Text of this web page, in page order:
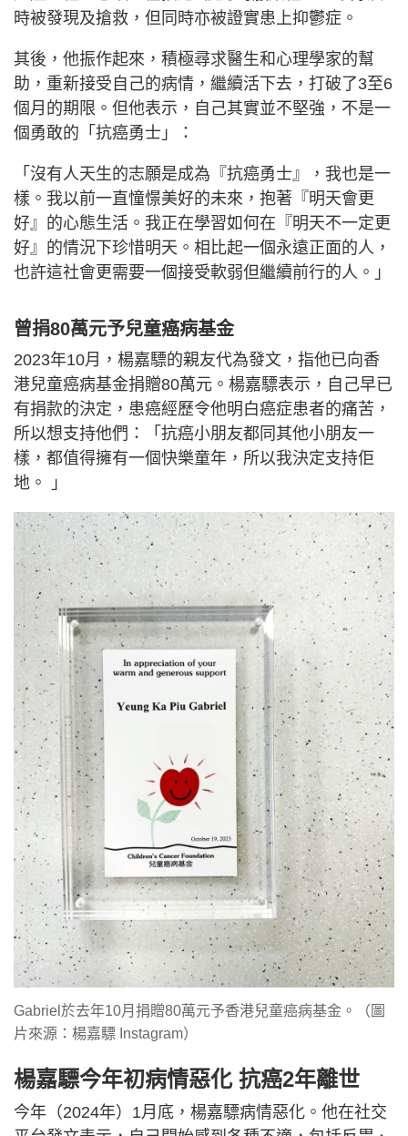
時被發現及搶救，但同時亦被證實患上抑鬱症。
其後，他振作起來，積極尋求醫生和心理學家的幫
助，重新接受自己的病情，繼續活下去，打破了3至6
個月的期限。但他表示，自己其實並不堅強，不是一
個勇敢的「抗癌勇士」：
「沒有人天生的志願是成為『抗癌勇士』，我也是一
樣。我以前一直憧憬美好的未來，抱著『明天會更
好』的心態生活。我正在學習如何在『明天不一定更
好』的情況下珍惜明天。相比起一個永遠正面的人，
也許這社會更需要一個接受軟弱但繼續前行的人。」
曾捐80萬元予兒童癌病基金
2023年10月，楊嘉驃的親友代為發文，指他已向香
港兒童癌病基金捐贈80萬元。楊嘉驃表示，自己早已
有捐款的決定，患癌經歷令他明白癌症患者的痛苦，
所以想支持他們：「抗癌小朋友都同其他小朋友一
樣，都值得擁有一個快樂童年，所以我決定支持佢
地。 」
Gabriel於去年10月捐贈80萬元予香港兒童癌病基金。（圖
片來源：楊嘉驃 Instagram）
楊嘉驃今年初病情惡化 抗癌2年離世
今年（2024年）1月底，楊嘉驃病情惡化。他在社交